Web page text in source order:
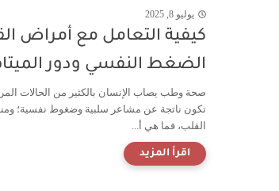
يوليو 8, 2025
كيفية التعامل مع أمراض
الضغط النفسي ودور
صحة وطب يصاب الإنسان بالكثير من الحالات
تكون ناتجة عن مشاعر سلبية وضغوط نفسية؛
القلب، فما هي أ...